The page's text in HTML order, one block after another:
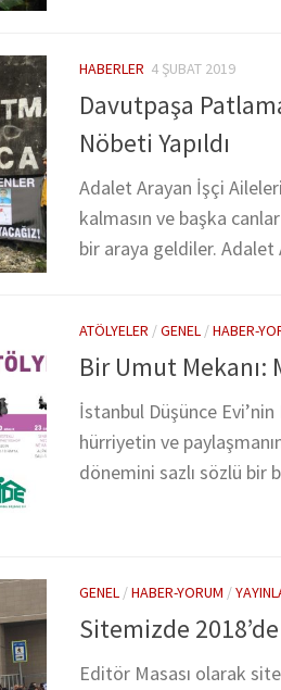
HABERLER 4 ŞUBAT 2019
Davutpaşa
Nöbeti Yapıldı
Adalet Arayan İşçi
kalmasın ve başka
bir araya geldiler. Adalet
ATÖLYELER /GENEL /HABER-
Bir Umut
İstanbul Düşünce
hürriyetin ve
dönemini sazlı sözlü bir
GENEL /HABER-YORUM /
Sitemizde
Editör Masası olarak